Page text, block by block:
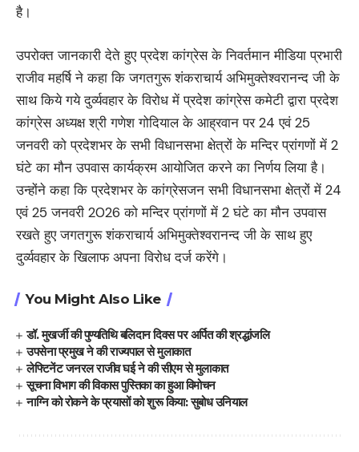
है।
उपरोक्त जानकारी देते हुए प्रदेश कांग्रेस के निवर्तमान मीडिया प्रभारी
राजीव महर्षि ने कहा कि जगतगुरू शंकराचार्य अभिमुक्तेश्वरानन्द जी के
साथ किये गये दुर्व्यवहार के विरोध में प्रदेश कांग्रेस कमेटी द्वारा प्रदेश
कांग्रेस अध्यक्ष श्री गणेश गोदियाल के आह्रवान पर 24 एवं 25
जनवरी को प्रदेशभर के सभी विधानसभा क्षेत्रों के मन्दिर प्रांगणों में 2
घंटे का मौन उपवास कार्यक्रम आयोजित करने का निर्णय लिया है।
उन्होंने कहा कि प्रदेशभर के कांग्रेसजन सभी विधानसभा क्षेत्रों में 24
एवं 25 जनवरी 2026 को मन्दिर प्रांगणों में 2 घंटे का मौन उपवास
रखते हुए जगतगुरू शंकराचार्य अभिमुक्तेश्वरानन्द जी के साथ हुए
दुर्व्यवहार के खिलाफ अपना विरोध दर्ज करेंगे।
You Might Also Like
डॉ. मुखर्जी की पुण्यतिथि बलिदान दिवस पर अर्पित की श्रद्धांजलि
उपसेना प्रमुख ने की राज्यपाल से मुलाकात
लेफ्टिनेंट जनरल राजीव घई ने की सीएम से मुलाकात
सूचना विभाग की विकास पुस्तिका का हुआ विमोचन
नाग्नि को रोकने के प्रयासों को शुरू किया: सुबोध उनियाल